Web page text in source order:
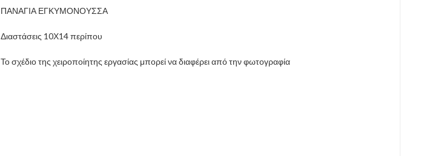
ΠΑΝΑΓΙΑ ΕΓΚΥΜΟΝΟΥΣΣΑ
Διαστάσεις 10Χ14 περίπου
Το σχέδιο της χειροποίητης εργασίας μπορεί να διαφέρει από την φωτογραφία